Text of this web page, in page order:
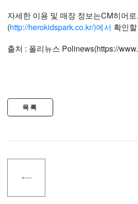
자세한 이용 및 매장 정보는CM히어
(http://herokidspark.co.kr/)에서 확인
출처 : 폴리뉴스 Polinews(https://